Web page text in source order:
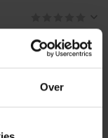
Over